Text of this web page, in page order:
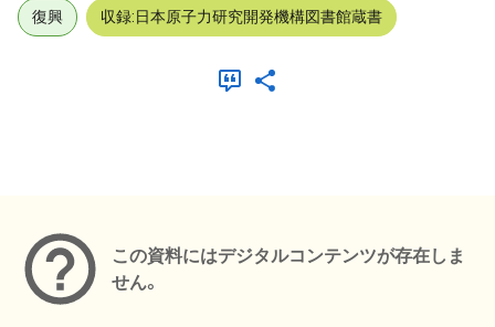
復興 収録:日本原子力研究開発機構図書館蔵書
この資料にはデジタルコンテンツが存在しま
せん。